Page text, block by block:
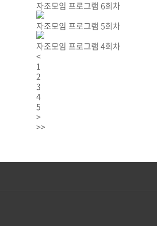
자조모임 프로그램 6회차
자조모임 프로그램 5회차
자조모임 프로그램 4회차
<
1
2
3
4
5
>
>>